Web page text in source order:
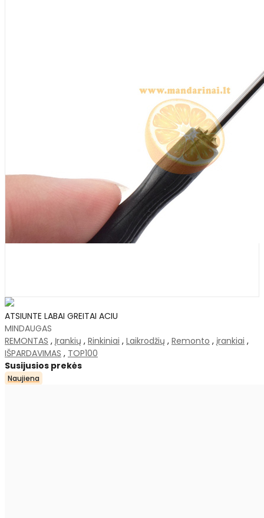
ATSIUNTE LABAI GREITAI ACIU
MINDAUGAS
REMONTAS , Įrankių , Rinkiniai , Laikrodžių , Remonto , įrankiai ,
IŠPARDAVIMAS , TOP100
Susijusios prekės
Naujiena